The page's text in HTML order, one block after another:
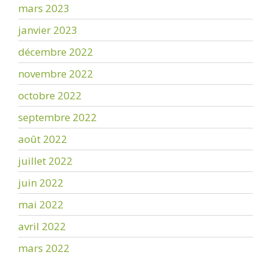
mars 2023
janvier 2023
décembre 2022
novembre 2022
octobre 2022
septembre 2022
août 2022
juillet 2022
juin 2022
mai 2022
avril 2022
mars 2022